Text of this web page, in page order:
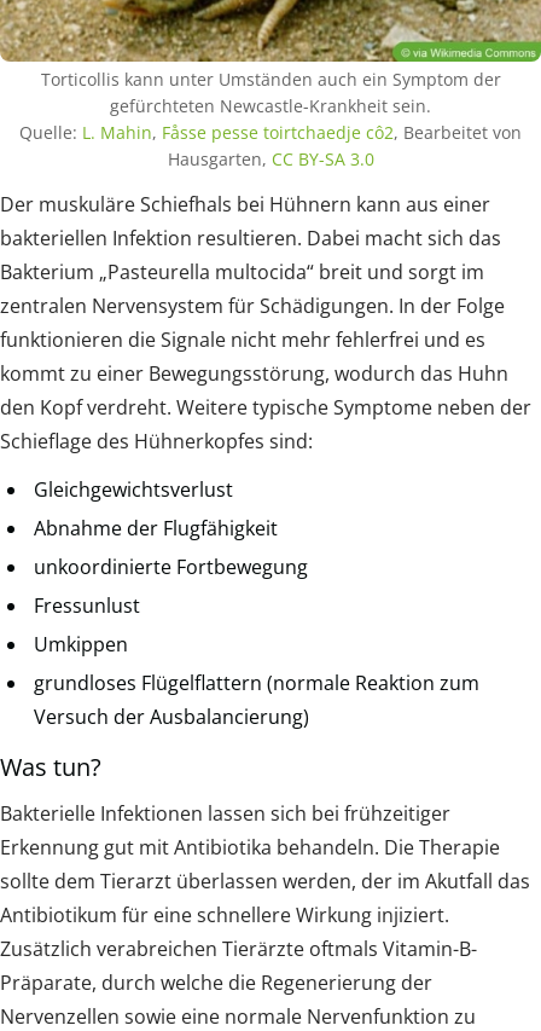
Torticollis kann unter Umständen auch ein Symptom der
gefürchteten Newcastle-Krankheit sein.
Quelle: L. Mahin, Fåsse pesse toirtchaedje cô2, Bearbeitet von
Hausgarten, CC BY-SA 3.0
Der muskuläre Schiefhals bei Hühnern kann aus einer
bakteriellen Infektion resultieren. Dabei macht sich das
Bakterium „Pasteurella multocida“ breit und sorgt im
zentralen Nervensystem für Schädigungen. In der Folge
funktionieren die Signale nicht mehr fehlerfrei und es
kommt zu einer Bewegungsstörung, wodurch das Huhn
den Kopf verdreht. Weitere typische Symptome neben der
Schieflage des Hühnerkopfes sind:
Gleichgewichtsverlust
Abnahme der Flugfähigkeit
unkoordinierte Fortbewegung
Fressunlust
Umkippen
grundloses Flügelflattern (normale Reaktion zum
Versuch der Ausbalancierung)
Was tun?
Bakterielle Infektionen lassen sich bei frühzeitiger
Erkennung gut mit Antibiotika behandeln. Die Therapie
sollte dem Tierarzt überlassen werden, der im Akutfall das
Antibiotikum für eine schnellere Wirkung injiziert.
Zusätzlich verabreichen Tierärzte oftmals Vitamin-B-
Präparate, durch welche die Regenerierung der
Nervenzellen sowie eine normale Nervenfunktion zu